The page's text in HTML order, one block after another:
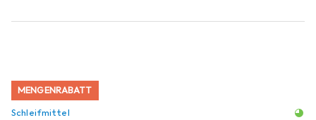
MENGENRABATT
Schleifmittel